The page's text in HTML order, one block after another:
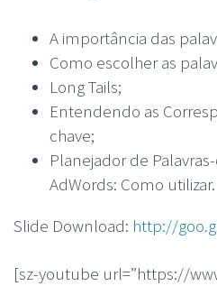
A importância das
Como escolher as
Long Tails;
Entendendo as
chave;
Planejador de
AdWords: Como utilizar.
Slide Download: http://
[sz-youtube url=”https://